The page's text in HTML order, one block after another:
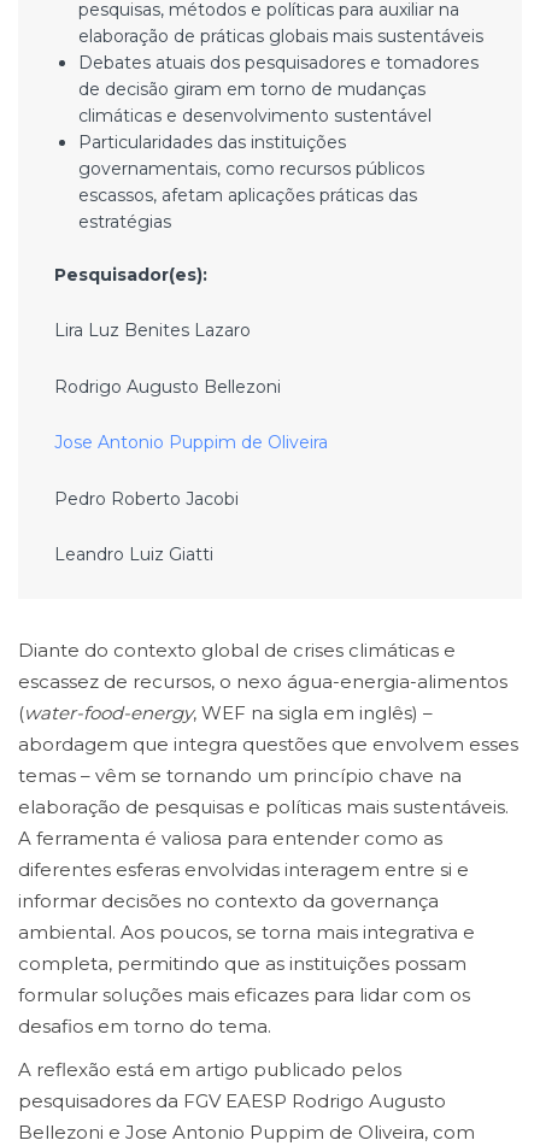
pesquisas, métodos e políticas para auxiliar na
elaboração de práticas globais mais sustentáveis
Debates atuais dos pesquisadores e tomadores
de decisão giram em torno de mudanças
climáticas e desenvolvimento sustentável
Particularidades das instituições
governamentais, como recursos públicos
escassos, afetam aplicações práticas das
estratégias
Pesquisador(es):
Lira Luz Benites Lazaro
Rodrigo Augusto Bellezoni
Jose Antonio Puppim de Oliveira
Pedro Roberto Jacobi
Leandro Luiz Giatti
Diante do contexto global de crises climáticas e
escassez de recursos, o nexo água-energia-alimentos
(water-food-energy, WEF na sigla em inglês) –
abordagem que integra questões que envolvem esses
temas – vêm se tornando um princípio chave na
elaboração de pesquisas e políticas mais sustentáveis.
A ferramenta é valiosa para entender como as
diferentes esferas envolvidas interagem entre si e
informar decisões no contexto da governança
ambiental. Aos poucos, se torna mais integrativa e
completa, permitindo que as instituições possam
formular soluções mais eficazes para lidar com os
desafios em torno do tema.
A reflexão está em artigo publicado pelos
pesquisadores da FGV EAESP Rodrigo Augusto
Bellezoni e Jose Antonio Puppim de Oliveira, com